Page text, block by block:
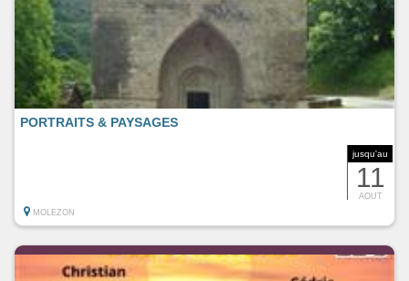
jusqu'au
11
AOUT
PORTRAITS & PAYSAGES
MOLEZON